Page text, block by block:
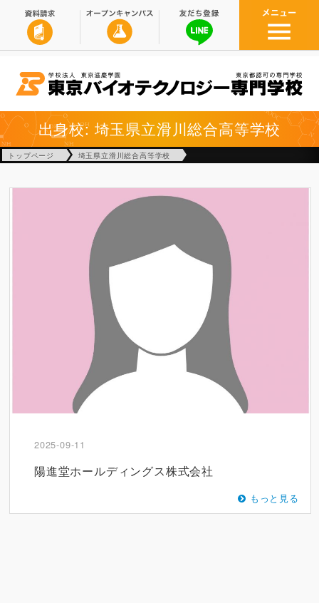
出身校: 埼玉県立滑川総合高等学校
トップページ 埼玉県立滑川総合高等学校
2025-09-11
陽進堂ホールディングス株式会社
もっと見る